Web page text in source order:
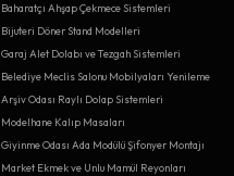
Baharatçı Ahşap Çekmece Sistemleri
Bijuteri Döner Stand Modelleri
Garaj Alet Dolabı ve Tezgah Sistemleri
Belediye Meclis Salonu Mobilyaları Yenileme
Arşiv Odası Raylı Dolap Sistemleri
Modelhane Kalıp Masaları
Giyinme Odası Ada Modülü Şifonyer Montajı
Market Ekmek ve Unlu Mamül Reyonları